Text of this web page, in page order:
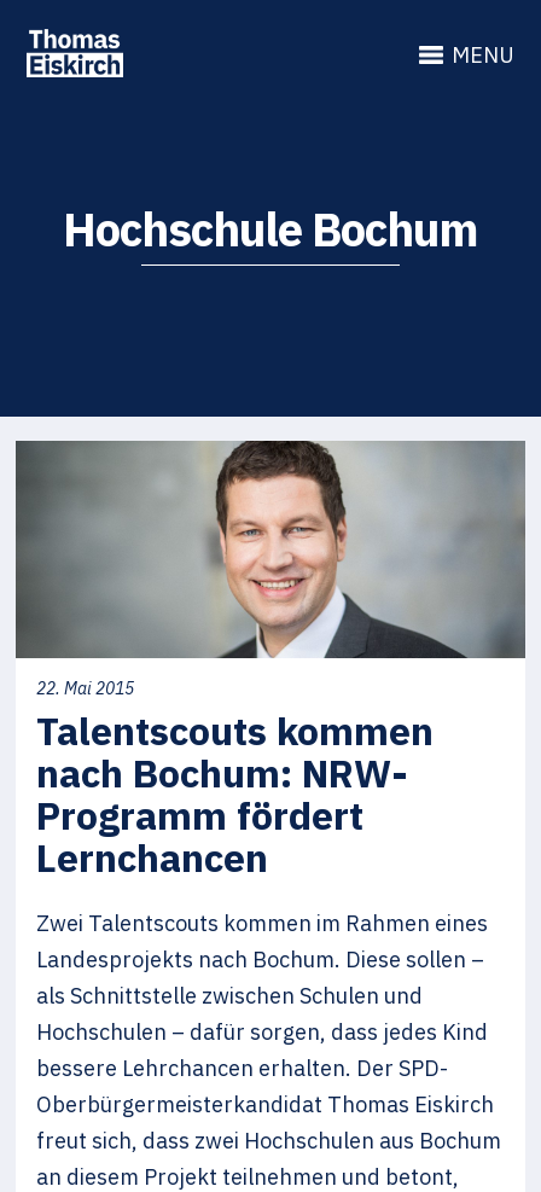
MENU
Hochschule Bochum
22. Mai 2015
Talentscouts kommen
nach Bochum: NRW-
Programm fördert
Lernchancen
Zwei Talentscouts kommen im Rahmen eines
Landesprojekts nach Bochum. Diese sollen –
als Schnittstelle zwischen Schulen und
Hochschulen – dafür sorgen, dass jedes Kind
bessere Lehrchancen erhalten. Der SPD-
Oberbürgermeisterkandidat Thomas Eiskirch
freut sich, dass zwei Hochschulen aus Bochum
an diesem Projekt teilnehmen und betont,